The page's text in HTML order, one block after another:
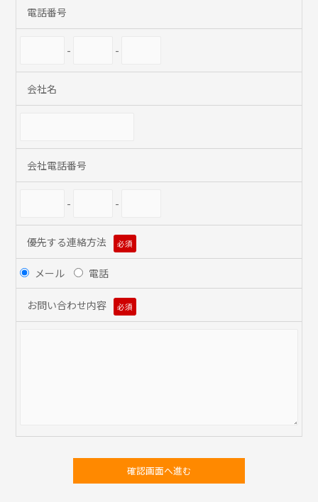
電話番号
- -
会社名
会社電話番号
- -
優先する連絡方法 必須
メール 電話
お問い合わせ内容 必須